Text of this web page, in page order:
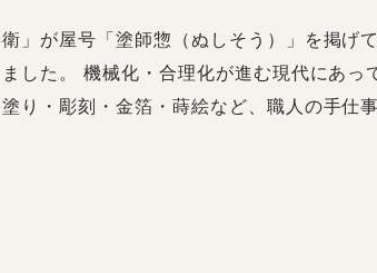
」が屋号「塗師惣（ぬしそう）」を掲げ
した。 機械化・合理化が進む現代にあっ
り・彫刻・金箔・蒔絵など、職人の手仕